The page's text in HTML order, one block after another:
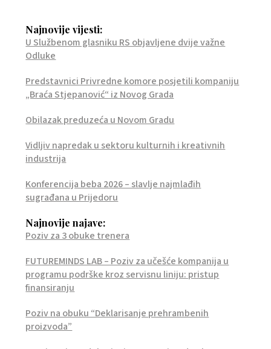
Najnovije vijesti:
U Službenom glasniku RS objavljene dvije važne
Odluke
Predstavnici Privredne komore posjetili kompaniju
„Braća Stjepanović“ iz Novog Grada
Obilazak preduzeća u Novom Gradu
Vidljiv napredak u sektoru kulturnih i kreativnih
industrija
Konferencija beba 2026 – slavlje najmlađih
sugrađana u Prijedoru
Najnovije najave:
Poziv za 3 obuke trenera
FUTUREMINDS LAB – Poziv za učešće kompanija u
programu podrške kroz servisnu liniju: pristup
finansiranju
Poziv na obuku “Deklarisanje prehrambenih
proizvoda”